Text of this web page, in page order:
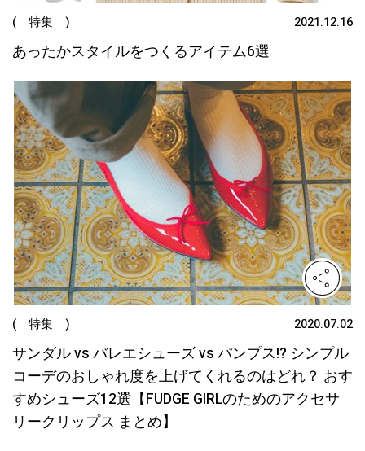
( 特集 ) 2021.12.16
あったかスタイルをつくるアイテム6選
( 特集 ) 2020.07.02
サンダル vs バレエシューズ vs パンプス!? シンプル
コーデのおしゃれ度を上げてくれるのはどれ？ おす
すめシューズ12選【FUDGE GIRLのためのアクセサ
リークリップス まとめ】